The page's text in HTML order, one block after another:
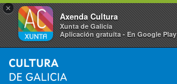
×
Axenda Cultura
Xunta de Galicia
Aplicación gratuíta - En Google Play
INICIO